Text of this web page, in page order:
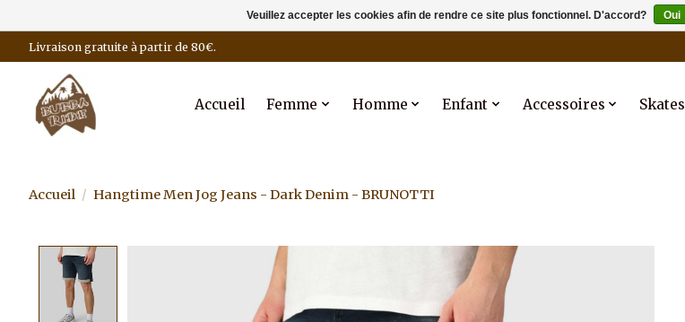
Livraison gratuite à partir de 80€.
Accueil Femme Homme Enfant Accessoires Skates
Accueil / Hangtime Men Jog Jeans - Dark Denim - BRUNOTTI
Product image slideshow Items
Veuillez accepter les cookies afin de rendre ce site plus fonctionnel. D'accord? Oui